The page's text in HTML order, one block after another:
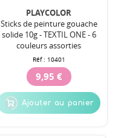
PLAYCOLOR
Sticks de peinture gouache
solide 10g - TEXTIL ONE - 6
couleurs assorties
Réf : 10401
9,95 €
Ajouter au panier